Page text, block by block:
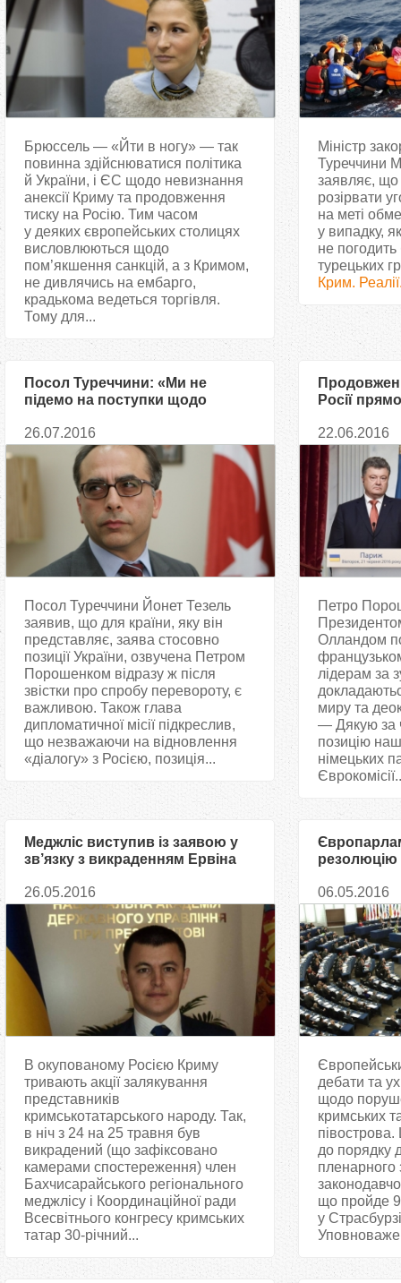
Брюссель — «Йти в ногу» — так
повинна здійснюватися політика
й України, і ЄС щодо невизнання
анексії Криму та продовження
тиску на Росію. Тим часом
у деяких європейських столицях
висловлюються щодо
пом’якшення санкцій, а з Кримом,
не дивлячись на ембарго,
крадькома ведеться торгівля.
Тому для...
Міністр
Туреччини
заявляє, що
розірвати
на меті
у випадку,
не
турецьких
Крим.
Посол Туреччини: «Ми не
підемо на поступки щодо
26.07.2016
Посол Туреччини Йонет Тезель
заявив, що для країни, яку він
представляє, заява стосовно
позиції України, озвучена Петром
Порошенком відразу ж після
звістки про спробу перевороту, є
важливою. Також глава
дипломатичної місії підкреслив,
що незважаючи на відновлення
«діалогу» з Росією, позиція...
Росії
22.06.2016
Петро
Олландом
лідерам за
миру та
— Дякую за
позицію
німецьких
Меджліс виступив із заявою у
зв’язку з викраденням Ервіна
26.05.2016
В окупованому Росією Криму
тривають акції залякування
представників
кримськотатарського народу. Так,
в ніч з 24 на 25 травня був
викрадений (що зафіксовано
камерами спостереження) член
Бахчисарайського регіонального
меджлісу і Координаційної ради
Всесвітнього конгресу кримських
татар 30-річний...
06.05.2016
дебати та
щодо
кримських
до порядку
пленарного
що пройде
у